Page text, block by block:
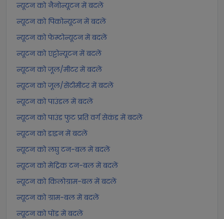
न्यूटन को नैनोन्यूटन में बदलें
न्यूटन को पिकोन्यूटन में बदलें
न्यूटन को फेम्टोन्यूटन में बदलें
न्यूटन को एट्टोन्यूटन में बदलें
न्यूटन को जूल/मीटर में बदलें
न्यूटन को जूल/सेंटीमीटर में बदलें
न्यूटन को पाउंडल में बदलें
न्यूटन को पाउंड फुट प्रति वर्ग सेकंड में बदलें
न्यूटन को डाइन में बदलें
न्यूटन को लघु टन-बल में बदलें
न्यूटन को मेट्रिक टन-बल में बदलें
न्यूटन को किलोग्राम-बल में बदलें
न्यूटन को ग्राम-बल में बदलें
न्यूटन को पोंड में बदलें